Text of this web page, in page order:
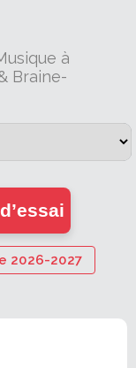
à
Braine-
2026-2027